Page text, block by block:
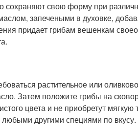
сохраняют свою форму при
запечеными в духовке,
придает грибам вешенкам
растительное или
Затем положите грибы на
цвета и не приобретут мягкую
другими специями по вкусу.